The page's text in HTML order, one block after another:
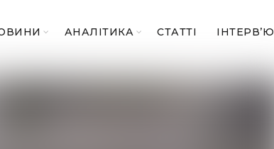
АНАЛІТИКА СТАТТІ ІНТЕРВ’Ю